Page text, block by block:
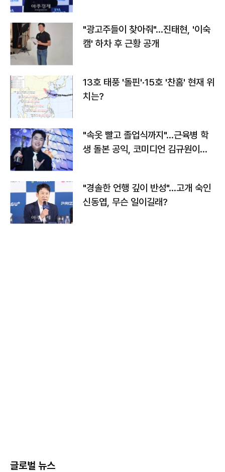
"광고주들이 찾아줘"…진태현, '이숙
캠' 하차 후 근황 공개
13호 태풍 '돌핀'·15호 '찬홈' 현재 위
치는?
"속옷 빨고 졸업식까지"…근육병 학
생 돌본 공익, 코미디언 김규원이었
"경솔한 언행 깊이 반성"…고개 숙인
신동엽, 무슨 일이길래?
글로벌 뉴스